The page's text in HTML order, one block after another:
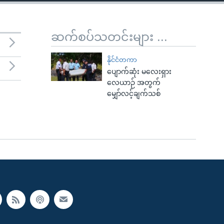
ဆက်စပ်သတင်းများ ...
နိုင်ငံတကာ
ပျောက်ဆုံး မလေးရှား
လေယာဉ် အတွက်
မျှော်လင့်ချက်သစ်